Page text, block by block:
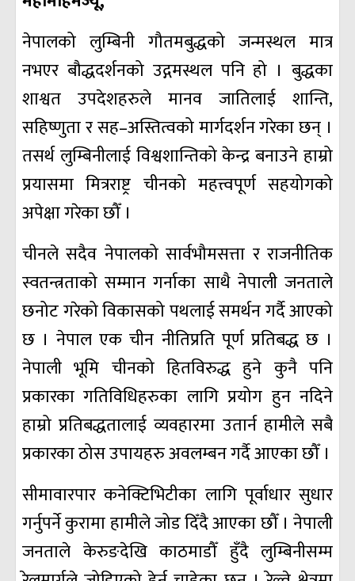
नेपालको लुम्बिनी गौतमबुद्धको जन्मस्थल मात्र
नभएर बौद्धदर्शनको उद्गमस्थल पनि हो । बुद्धका
शाश्वत उपदेशहरुले मानव जातिलाई शान्ति,
सहिष्णुता र सह–अस्तित्वको मार्गदर्शन गरेका छन् ।
तसर्थ लुम्बिनीलाई विश्वशान्तिको केन्द्र बनाउने हाम्रो
प्रयासमा मित्रराष्ट्र चीनको महत्त्वपूर्ण सहयोगको
अपेक्षा गरेका छौँ ।
चीनले सदैव नेपालको सार्वभौमसत्ता र राजनीतिक
स्वतन्त्रताको सम्मान गर्नाका साथै नेपाली जनताले
छनोट गरेको विकासको पथलाई समर्थन गर्दै आएको
छ । नेपाल एक चीन नीतिप्रति पूर्ण प्रतिबद्ध छ ।
नेपाली भूमि चीनको हितविरुद्ध हुने कुनै पनि
प्रकारका गतिविधिहरुका लागि प्रयोग हुन नदिने
हाम्रो प्रतिबद्धतालाई व्यवहारमा उतार्न हामीले सबै
प्रकारका ठोस उपायहरु अवलम्बन गर्दै आएका छौँ ।
सीमावारपार कनेक्टिभिटीका लागि पूर्वाधार सुधार
गर्नुपर्ने कुरामा हामीले जोड दिँदै आएका छौँ । नेपाली
जनताले केरुङदेखि काठमाडौँ हुँदै लुम्बिनीसम्म